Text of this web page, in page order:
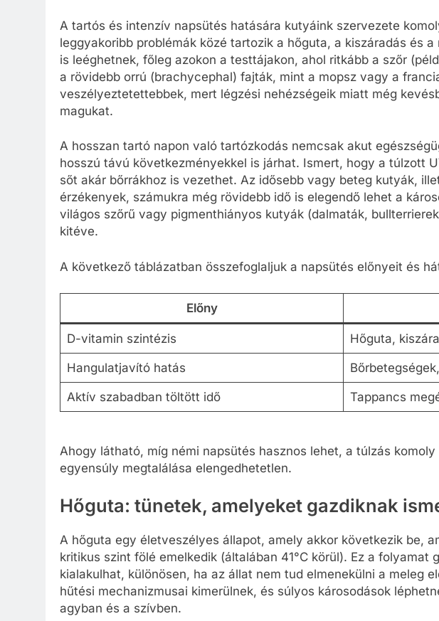
A tartós és intenzív napsütés hatására kutyáink szervezete
leggyakoribb problémák közé tartozik a hőguta, a kiszáradás és
is leéghetnek, főleg azokon a testtájakon, ahol ritkább a szőr
a rövidebb orrú (brachycephal) fajták, mint a mopsz vagy a
veszélyeztetettebbek, mert légzési nehézségeik miatt még
magukat.
A hosszan tartó napon való tartózkodás nemcsak akut
hosszú távú következményekkel is járhat. Ismert, hogy a túlzott
sőt akár bőrrákhoz is vezethet. Az idősebb vagy beteg kutyák,
érzékenyek, számukra még rövidebb idő is elegendő lehet a
világos szőrű vagy pigmenthiányos kutyák (dalmaták,
kitéve.
A következő táblázatban összefoglaljuk a napsütés előnyeit és
Előny
D-vitamin szintézis Hőguta,
Hangulatjavító hatás
Aktív szabadban töltött idő Tappancs
Ahogy látható, míg némi napsütés hasznos lehet, a túlzás
egyensúly megtalálása elengedhetetlen.
Hőguta: tünetek, amelyeket gazdiknak
A hőguta egy életveszélyes állapot, amely akkor következik be,
kritikus szint fölé emelkedik (általában 41°C körül). Ez a folyamat
kialakulhat, különösen, ha az állat nem tud elmenekülni a meleg
hűtési mechanizmusai kimerülnek, és súlyos károsodások
agyban és a szívben.